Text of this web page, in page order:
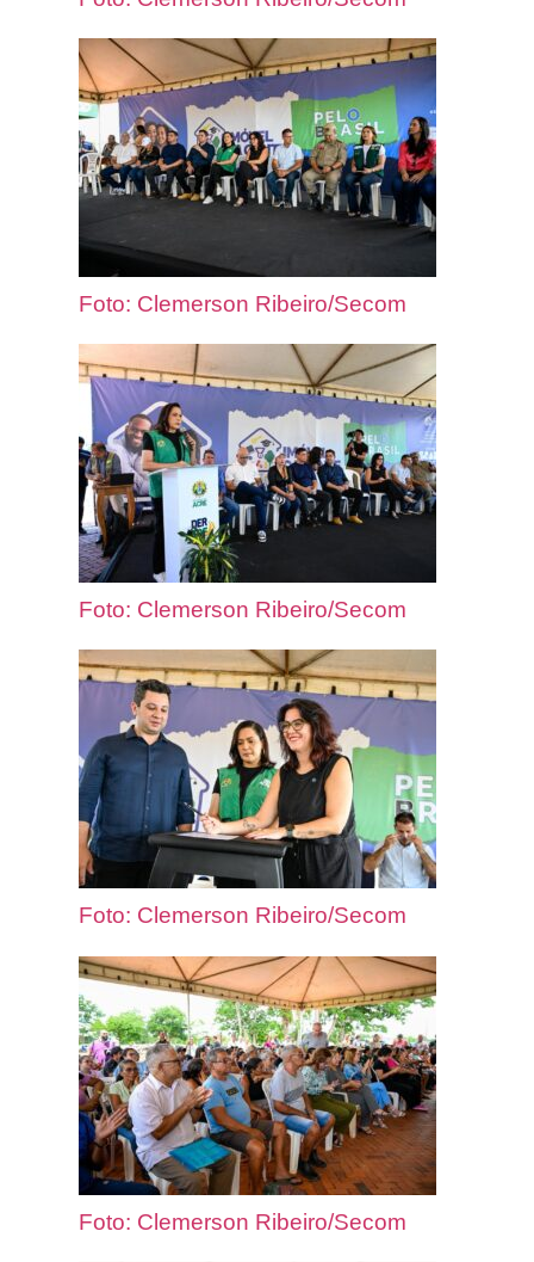
Foto: Clemerson Ribeiro/Secom
Foto: Clemerson Ribeiro/Secom
Foto: Clemerson Ribeiro/Secom
Foto: Clemerson Ribeiro/Secom